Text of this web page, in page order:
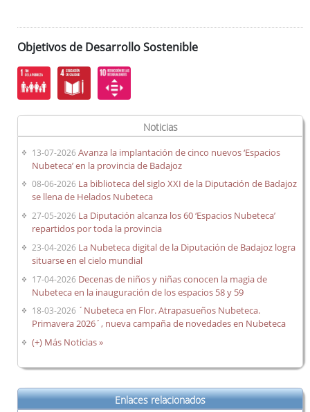
Objetivos de Desarrollo Sostenible
Noticias
13-07-2026 Avanza la implantación de cinco nuevos ‘Espacios
Nubeteca’ en la provincia de Badajoz
08-06-2026 La biblioteca del siglo XXI de la Diputación de Badajoz
se llena de Helados Nubeteca
27-05-2026 La Diputación alcanza los 60 ‘Espacios Nubeteca’
repartidos por toda la provincia
23-04-2026 La Nubeteca digital de la Diputación de Badajoz logra
situarse en el cielo mundial
17-04-2026 Decenas de niños y niñas conocen la magia de
Nubeteca en la inauguración de los espacios 58 y 59
18-03-2026 ´Nubeteca en Flor. Atrapasueños Nubeteca.
Primavera 2026´, nueva campaña de novedades en Nubeteca
(+) Más Noticias »
Enlaces relacionados